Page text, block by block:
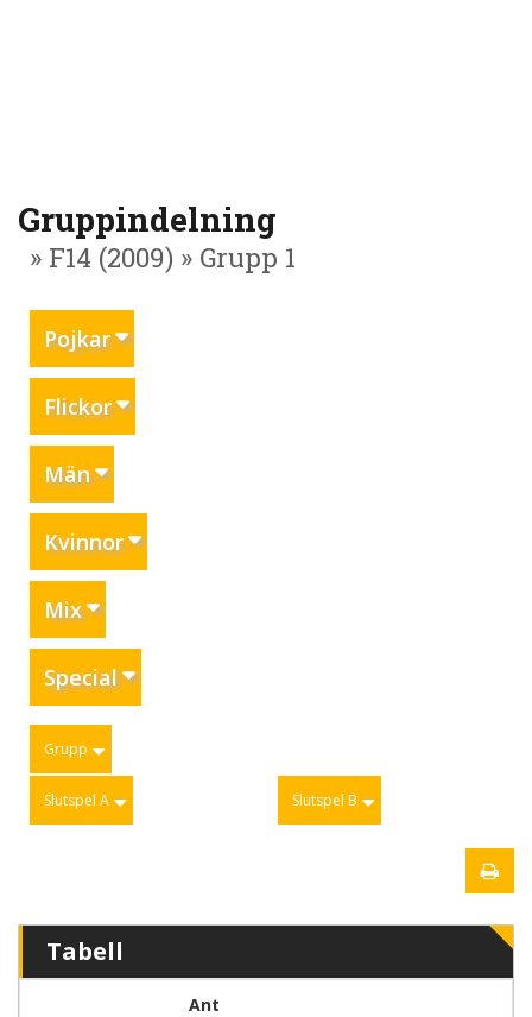
Gruppindelning
» F14 (2009) » Grupp 1
Pojkar
Flickor
Män
Kvinnor
Mix
Special
Grupp
Slutspel A Slutspel B
Tabell
Ant